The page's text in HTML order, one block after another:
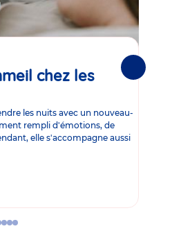
chez les
les nuits avec un nouveau-
rempli d'émotions, de
elle s'accompagne aussi
Go
GoGo